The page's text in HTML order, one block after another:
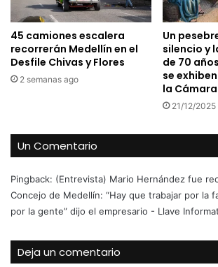
45 camiones escalera
recorrerán Medellín en el
Desfile Chivas y Flores
2 semanas ago
Un
silencio y
de 70
se
la
21/12/2025
Un Comentario
Pingback: (Entrevista) Mario Hernández fue
Concejo de Medellín: “Hay que trabajar por la
por la gente” dijo el empresario - Llave
Deja un comentario